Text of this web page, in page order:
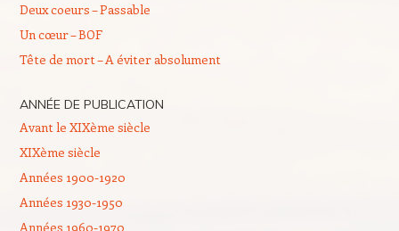
Deux coeurs – Passable
Un cœur – BOF
Tête de mort – A éviter absolument
ANNÉE DE PUBLICATION
Avant le XIXème siècle
XIXème siècle
Années 1900-1920
Années 1930-1950
Années 1960-1970